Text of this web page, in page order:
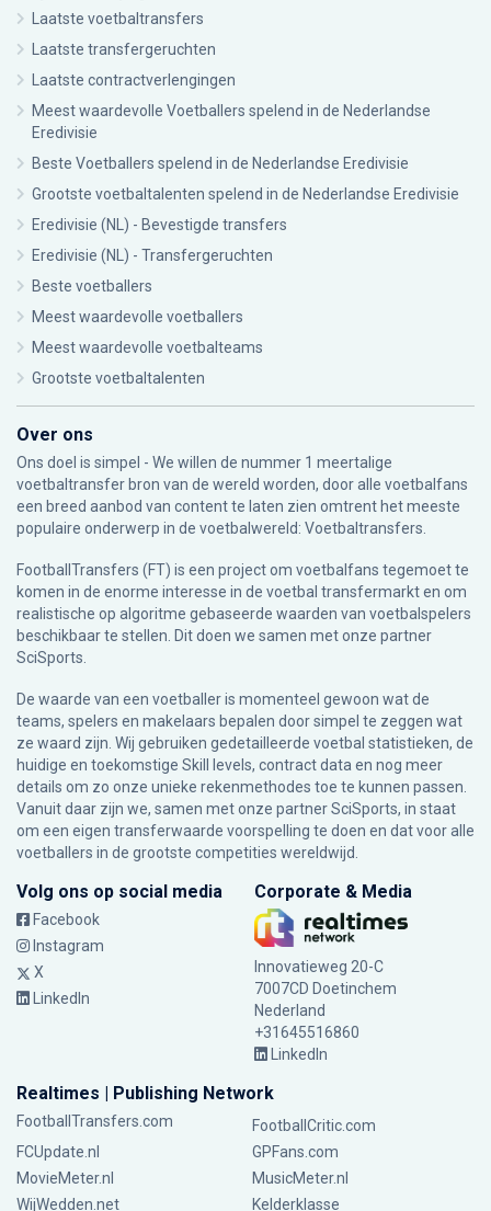
Laatste voetbaltransfers
Laatste transfergeruchten
Laatste contractverlengingen
Meest waardevolle Voetballers spelend in de Nederlandse
Eredivisie
Beste Voetballers spelend in de Nederlandse Eredivisie
Grootste voetbaltalenten spelend in de Nederlandse Eredivisie
Eredivisie (NL) - Bevestigde transfers
Eredivisie (NL) - Transfergeruchten
Beste voetballers
Meest waardevolle voetballers
Meest waardevolle voetbalteams
Grootste voetbaltalenten
Over ons
Ons doel is simpel - We willen de nummer 1 meertalige
voetbaltransfer bron van de wereld worden, door alle voetbalfans
een breed aanbod van content te laten zien omtrent het meeste
populaire onderwerp in de voetbalwereld: Voetbaltransfers.
FootballTransfers (FT) is een project om voetbalfans tegemoet te
komen in de enorme interesse in de voetbal transfermarkt en om
realistische op algoritme gebaseerde waarden van voetbalspelers
beschikbaar te stellen. Dit doen we samen met onze partner
SciSports
De waarde van een voetballer is momenteel gewoon wat de
teams, spelers en makelaars bepalen door simpel te zeggen wat
ze waard zijn. Wij gebruiken gedetailleerde voetbal statistieken, de
huidige en toekomstige Skill levels, contract data en nog meer
details om zo onze unieke rekenmethodes toe te kunnen passen.
Vanuit daar zijn we, samen met onze partner SciSports, in staat
om een eigen transferwaarde voorspelling te doen en dat voor alle
voetballers in de grootste competities wereldwijd.
Volg ons op social media
Facebook
Instagram
X
LinkedIn
Corporate & Media
Innovatieweg 20-C
7007CD Doetinchem
Nederland
+31645516860
LinkedIn
Realtimes | Publishing Network
FootballTransfers.com
FootballCritic.com
FCUpdate.nl
GPFans.com
MovieMeter.nl
MusicMeter.nl
WijWedden.net
Kelderklasse